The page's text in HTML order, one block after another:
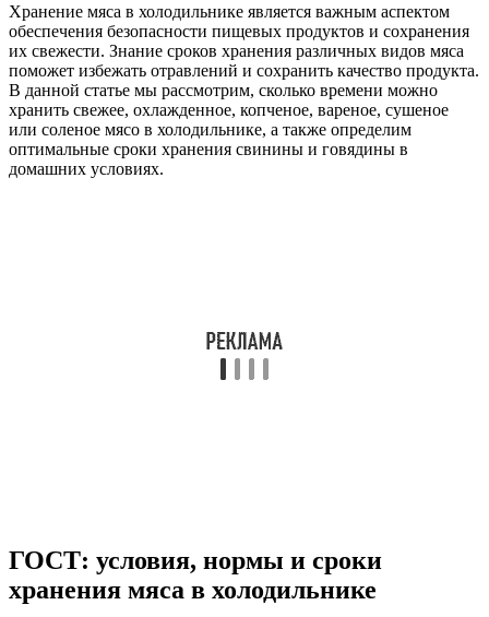
Хранение мяса в холодильнике является важным аспектом
обеспечения безопасности пищевых продуктов и сохранения
их свежести. Знание сроков хранения различных видов мяса
поможет избежать отравлений и сохранить качество продукта.
В данной статье мы рассмотрим, сколько времени можно
хранить свежее, охлажденное, копченое, вареное, сушеное
или соленое мясо в холодильнике, а также определим
оптимальные сроки хранения свинины и говядины в
домашних условиях.
ГОСТ: условия, нормы и сроки
хранения мяса в холодильнике